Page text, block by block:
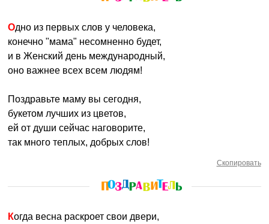
Одно из первых слов у человека,
конечно "мама" несомненно будет,
и в Женский день международный,
оно важнее всех всем людям!
Поздравьте маму вы сегодня,
букетом лучших из цветов,
ей от души сейчас наговорите,
так много теплых, добрых слов!
Скопировать
Когда весна раскроет свои двери,